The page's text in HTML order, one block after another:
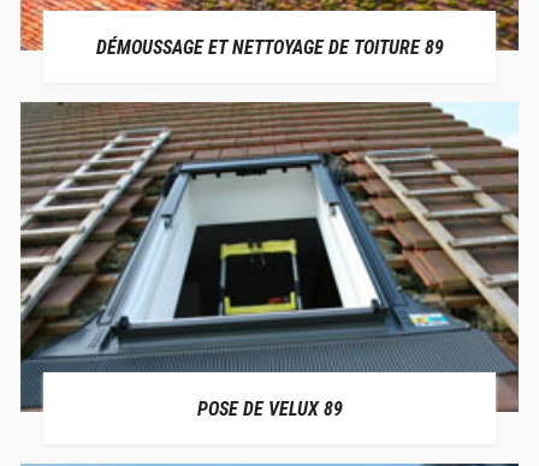
DÉMOUSSAGE ET NETTOYAGE DE TOITURE 89
POSE DE VELUX 89